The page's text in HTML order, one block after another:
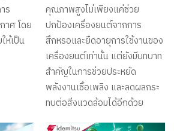
ร
าศ โดย
ห้เป็น
คุณภาพสูงไม่เพียงแค่ช่วย
ปกป้องเครื่องยนต์จากการ
สึกหรอและยืดอายุการใช้งานของ
เครื่องยนต์เท่านั้น แต่ยังมีบทบาท
สำคัญในการช่วยประหยัด
พลังงานเชื้อเพลิง และลดผลกระ
ทบต่อสิ่งแวดล้อมได้อีกด้วย